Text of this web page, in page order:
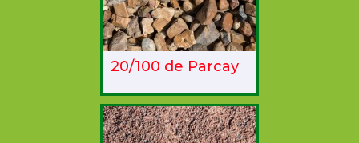
20/100 de Parcay